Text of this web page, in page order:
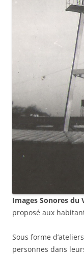
Images Sonores du
proposé aux
Sous forme
personnes dans